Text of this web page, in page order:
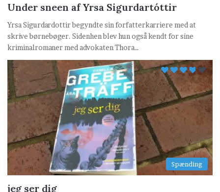
Under sneen af Yrsa Sigurdartóttir
Yrsa Sigurdardottir begyndte sin forfatterkarriere med at
skrive børnebøger. Sidenhen blev hun også kendt for sine
kriminalromaner med advokaten Thora…
Spænding
jeg ser dig